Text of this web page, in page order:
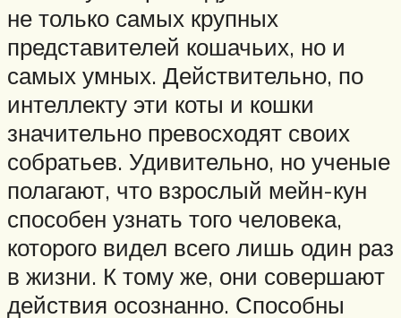
не только самых крупных
представителей кошачьих, но и
самых умных. Действительно, по
интеллекту эти коты и кошки
значительно превосходят своих
собратьев. Удивительно, но ученые
полагают, что взрослый мейн-кун
способен узнать того человека,
которого видел всего лишь один раз
в жизни. К тому же, они совершают
действия осознанно. Способны